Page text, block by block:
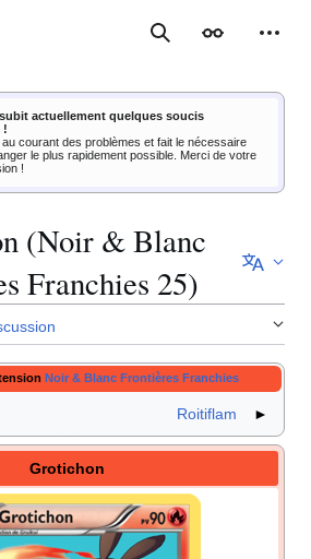
RechercherApparence
actuellement quelques soucis
!
au courant des problèmes et fait le nécessaire
le plus rapidement possible. Merci de votre
!
matières
(Noir & Blanc
Franchies 25)
Noir & Blanc Frontières Franchies
Roitiflam ►
Grotichon